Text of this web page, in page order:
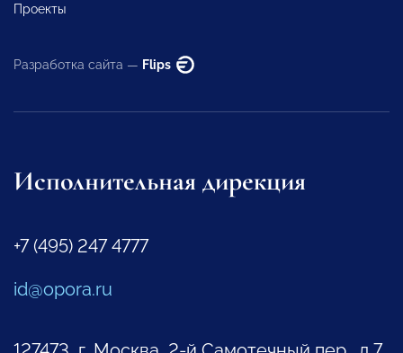
Проекты
Разработка сайта — Flips
Исполнительная дирекция
+7 (495) 247 4777
id@opora.ru